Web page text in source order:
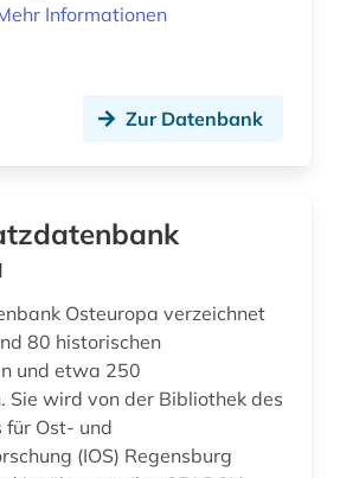
Informationen
Zur Datenbank
Osteuropa verzeichnet
80 historischen
und etwa 250
Sie wird von der Bibliothek des
für Ost- und
(IOS) Regensburg